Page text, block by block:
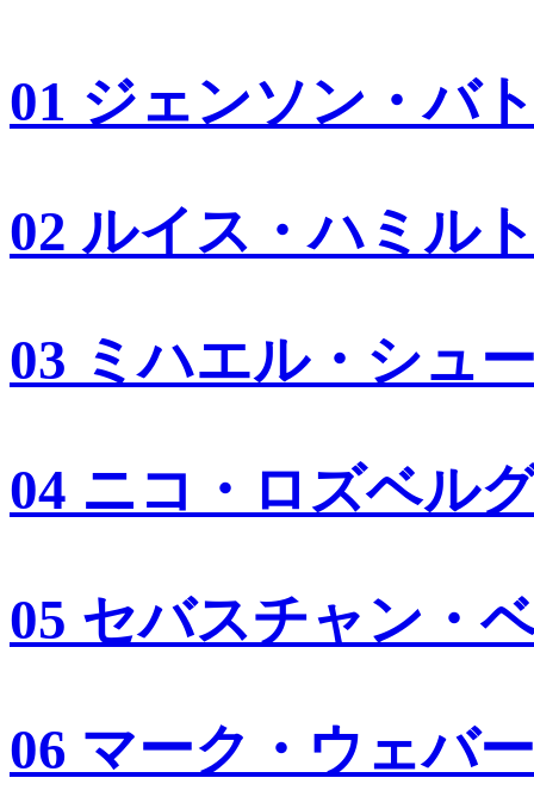
01 ジェンソン・バ
02 ルイス・ハミル
03 ミハエル・シュ
04 ニコ・ロズベル
05 セバスチャン・
06 マーク・ウェバー